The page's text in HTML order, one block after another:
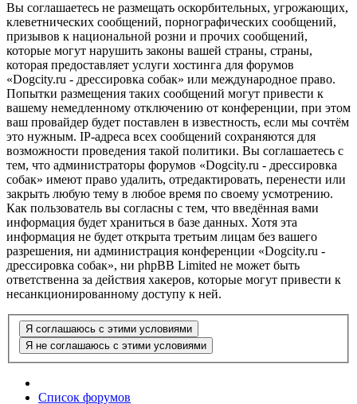
Вы соглашаетесь не размещать оскорбительных, угрожающих,
клеветнических сообщений, порнографических сообщений,
призывов к национальной розни и прочих сообщений,
которые могут нарушить законы вашей страны, страны,
которая предоставляет услуги хостинга для форумов
«Dogcity.ru - дрессировка собак» или международное право.
Попытки размещения таких сообщений могут привести к
вашему немедленному отключению от конференции, при этом
ваш провайдер будет поставлен в известность, если мы сочтём
это нужным. IP-адреса всех сообщений сохраняются для
возможности проведения такой политики. Вы соглашаетесь с
тем, что администраторы форумов «Dogcity.ru - дрессировка
собак» имеют право удалить, отредактировать, перенести или
закрыть любую тему в любое время по своему усмотрению.
Как пользователь вы согласны с тем, что введённая вами
информация будет храниться в базе данных. Хотя эта
информация не будет открыта третьим лицам без вашего
разрешения, ни администрация конференции «Dogcity.ru -
дрессировка собак», ни phpBB Limited не может быть
ответственна за действия хакеров, которые могут привести к
несанкционированному доступу к ней.
Список форумов